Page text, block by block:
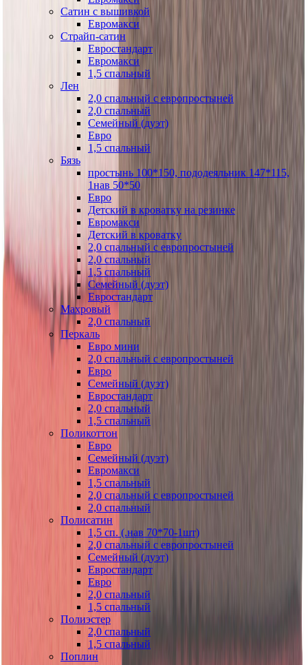
Сатин с вышивкой
Евромакси
Страйп-сатин
Евростандарт
Евромакси
1,5 спальный
Лен
2,0 спальный с европростыней
2,0 спальный
Семейный (дуэт)
Евро
1,5 спальный
Бязь
простынь 100*150, пододеяльник 147*115,
1нав 50*50
Евро
Детский в кроватку на резинке
Евромакси
Детский в кроватку
2,0 спальный с европростыней
2,0 спальный
1,5 спальный
Семейный (дуэт)
Евростандарт
Махровый
2,0 спальный
Перкаль
Евро мини
2,0 спальный с европростыней
Евро
Семейный (дуэт)
Евростандарт
2,0 спальный
1,5 спальный
Поликоттон
Евро
Семейный (дуэт)
Евромакси
1,5 спальный
2,0 спальный с европростыней
2,0 спальный
Полисатин
1,5 сп. (.нав 70*70-1шт)
2,0 спальный с европростыней
Семейный (дуэт)
Евростандарт
Евро
2,0 спальный
1,5 спальный
Полиэстер
2,0 спальный
1,5 спальный
Поплин